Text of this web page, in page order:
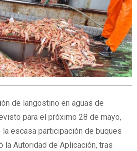
de langostino en aguas de
para el próximo 28 de mayo,
escasa participación de buques
la Autoridad de Aplicación, tras